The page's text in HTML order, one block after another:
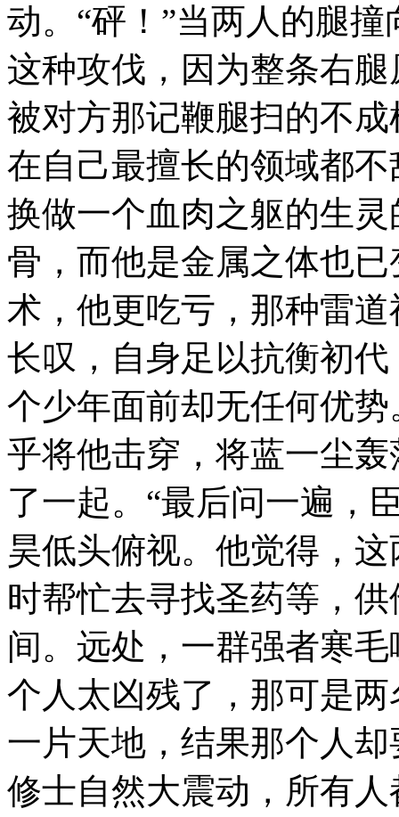
动。“砰！”当两人的腿
这种攻伐，因为整条右
被对方那记鞭腿扫的不
在自己最擅长的领域都
换做一个血肉之躯的生
骨，而他是金属之体也
术，他更吃亏，那种雷
长叹，自身足以抗衡初
个少年面前却无任何优
乎将他击穿，将蓝一尘
了一起。“最后问一遍，
昊低头俯视。他觉得，
时帮忙去寻找圣药等，
间。远处，一群强者寒
个人太凶残了，那可是
一片天地，结果那个人
修士自然大震动，所有